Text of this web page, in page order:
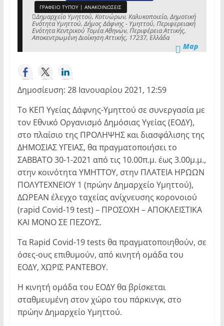
ΓΡΑΦΕΙΟ ΤΥΠΟΥ | ΑΝΑΚΟΙΝΩΣΕΙΣ
Δημαρχείο Υμηττού, Κοτυώρων, Καλυκοποιείο, Δημοτική
Ενότητα Υμηττού, Δήμος Δάφνης - Υμηττού, Περιφερειακή
Ενότητα Κεντρικού Τομέα Αθηνών, Περιφέρεια Αττικής,
Αποκεντρωμένη Διοίκηση Αττικής, 17237, Ελλάδα
Map
Δημοσίευση: 28 Ιανουαρίου 2021, 12:59
Το ΚΕΠ Υγείας Δάφνης-Υμηττού σε συνεργασία με
τον Εθνικό Οργανισμό Δημόσιας Υγείας (ΕΟΔΥ),
στο πλαίσιο της ΠΡΟΛΗΨΗΣ και διασφάλισης της
ΔΗΜΟΣΙΑΣ ΥΓΕΙΑΣ, θα πραγματοποιήσει το
ΣΑΒΒΑΤΟ 30-1-2021 από τις 10.00π.μ. έως 3.00μ.μ.,
στην κοινότητα ΥΜΗΤΤΟΥ, στην ΠΛΑΤΕΙΑ ΗΡΩΩΝ
ΠΟΛΥΤΕΧΝΕΙΟΥ 1 (πρώην Δημαρχείο Υμηττού),
ΔΩΡΕΑΝ έλεγχο ταχείας ανίχνευσης κορονοιού
(rapid Covid-19 test) – ΠΡΟΣΟΧΗ – ΑΠΟΚΛΕΙΣΤΙΚΑ
ΚΑΙ ΜΟΝΟ ΣΕ ΠΕΖΟΥΣ.
Τα Rapid Covid-19 tests θα πραγματοποιηθούν, σε
όσες-ους επιθυμούν, από κινητή ομάδα του
ΕΟΔΥ, ΧΩΡΙΣ ΡΑΝΤΕΒΟΥ.
Η κινητή ομάδα του ΕΟΔΥ θα βρίσκεται
σταθμευμένη στον χώρο του πάρκινγκ, στο
πρώην Δημαρχείο Υμηττού.